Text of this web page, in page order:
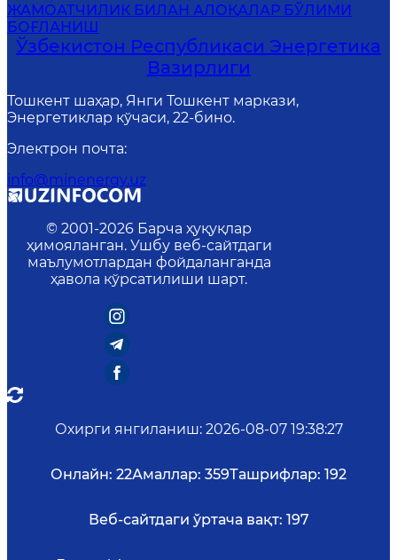
ЖАМОАТЧИЛИК БИЛАН АЛОҚАЛАР БЎЛИМИ
БОҒЛАНИШ
Ўзбекистон Республикаси Энергетика
Вазирлиги
Тошкент шаҳар, Янги Тошкент маркази,
Энергетиклар кўчаси, 22-бино.
Электрон почта:
info@minenergy.uz
© 2001-2026 Барча ҳуқуқлар
ҳимояланган. Ушбу веб-сайтдаги
маълумотлардан фойдаланганда
ҳавола кўрсатилиши шарт.
Охирги янгиланиш: 2026-08-07 19:38:27
Онлайн: 22Амаллар: 359Ташрифлар: 192
Веб-сайтдаги ўртача вақт: 197